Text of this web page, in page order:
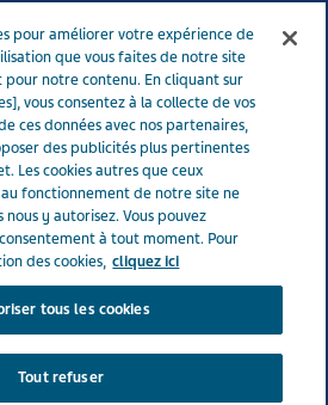
Menu
PANTOPRAZOLE TEVA SANTE® 40 mg
TEVA
mg (bte de 14)
DE L'ACIDITÉ
pour améliorer votre expérience de
que vous faites de notre site
notre contenu. En cliquant sur
vous consentez à la collecte de vos
ces données avec nos partenaires,
des publicités plus pertinentes
Les cookies autres que ceux
fonctionnement de notre site ne
nous y autorisez. Vous pouvez
à tout moment. Pour
des cookies, cliquez ici
tous les cookies
Tout refuser